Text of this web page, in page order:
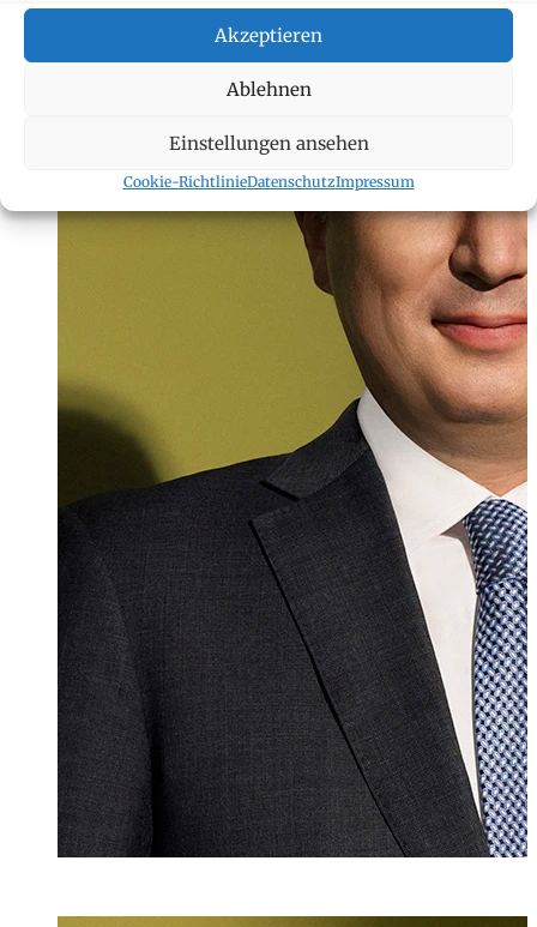
Akzeptieren
Ablehnen
Einstellungen ansehen
Cookie-RichtlinieDatenschutzImpressum